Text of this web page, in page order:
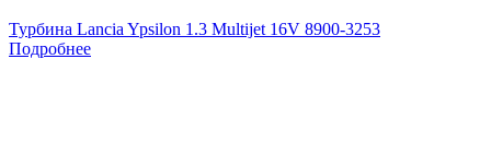
Турбина Lancia Ypsilon 1.3 Multijet 16V 8900-3253
Подробнее